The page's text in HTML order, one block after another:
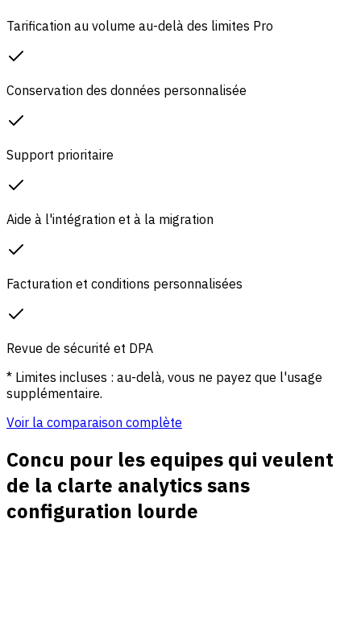
Tarification au volume au-delà des limites Pro
Conservation des données personnalisée
Support prioritaire
Aide à l'intégration et à la migration
Facturation et conditions personnalisées
Revue de sécurité et DPA
* Limites incluses : au-delà, vous ne payez que l'usage
supplémentaire.
Voir la comparaison complète
Concu pour les equipes qui veulent
de la clarte analytics sans
configuration lourde
Trafic en direct avec contexte